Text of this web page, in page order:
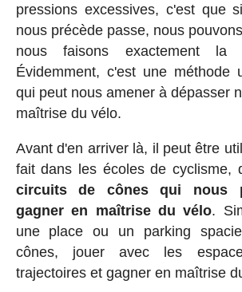
pressions excessives, c'est que
nous précède passe, nous
nous faisons exactement la
Évidemment, c'est une méthode
qui peut nous amener à dépasser
maîtrise du vélo.
Avant d'en arriver là, il peut être
fait dans les écoles de cyclisme,
circuits de cônes qui nous
gagner en maîtrise du vélo.
une place ou un parking
cônes, jouer avec les
trajectoires et gagner en maîtrise